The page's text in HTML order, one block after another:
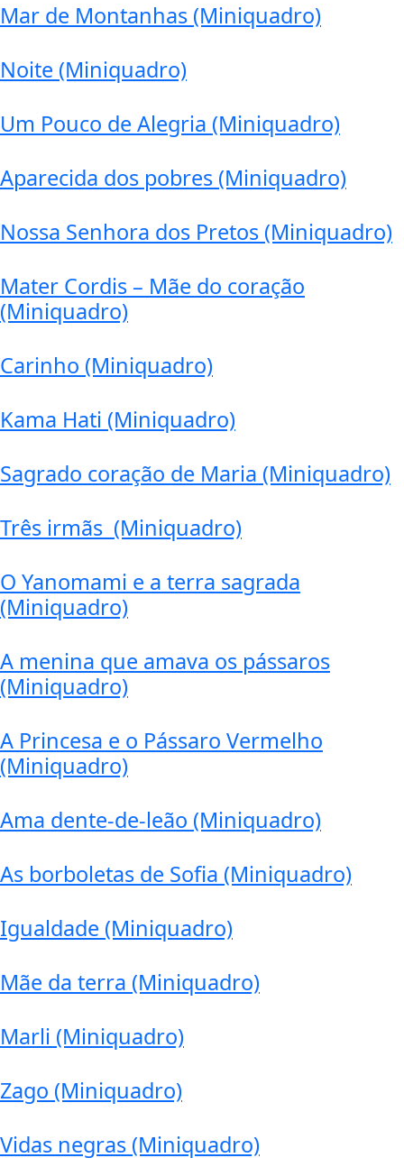
Mar de Montanhas (Miniquadro)
Noite (Miniquadro)
Um Pouco de Alegria (Miniquadro)
Aparecida dos pobres (Miniquadro)
Nossa Senhora dos Pretos (Miniquadro)
Mater Cordis – Mãe do coração
(Miniquadro)
Carinho (Miniquadro)
Kama Hati (Miniquadro)
Sagrado coração de Maria (Miniquadro)
Três irmãs (Miniquadro)
O Yanomami e a terra sagrada
(Miniquadro)
A menina que amava os pássaros
(Miniquadro)
A Princesa e o Pássaro Vermelho
(Miniquadro)
Ama dente-de-leão (Miniquadro)
As borboletas de Sofia (Miniquadro)
Igualdade (Miniquadro)
Mãe da terra (Miniquadro)
Marli (Miniquadro)
Zago (Miniquadro)
Vidas negras (Miniquadro)